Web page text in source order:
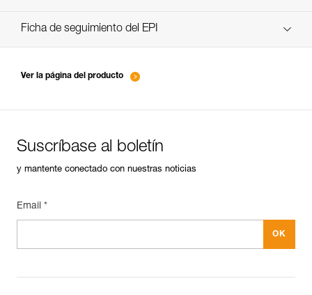
verif-EPI-ASAP-LOCK-procedure-ES
Ficha de seguimiento del EPI
Ver la página del producto
Suscríbase al boletín
y mantente conectado con nuestras noticias
Email *